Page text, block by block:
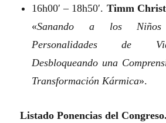
16h00′ – 18h50′. Timm
«Sanando a los
Personalidades de
Desbloqueando una
Transformación Kármica».
Listado Ponencias del Congreso.